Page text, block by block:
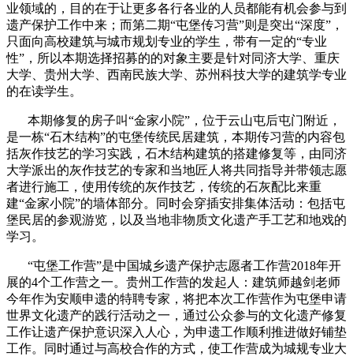
业领域的，目的在于让更多各行各业的人员都能有机会参与到
遗产保护工作中来 ； 而第二期“屯堡传习营”则是突出“深度”，
只面向高校建筑与城市规划 专业的学生，带有一定的“专业
性”，所以本期选择招募的的对象主要是针对同济大学、重庆
大学、贵州大学、西南民族大学、苏州科技大学的建筑学专业
的在读学生。
本期修复的房子叫“金家小院”，位于云山屯后屯门附近，
是一栋“石木结构”的屯堡传统民居建筑，本期传习营的内容包
括灰作技艺的学习实践，石木结构建筑的搭建修复等， 由同济
大学派出的灰作技艺的专家和当地匠人将共同指导并带领志愿
者进行施工， 使用传统的灰作技艺，传统的石灰配比来重
建“金家小院”的墙体部分。同时会穿插安排集体活动：包括屯
堡民居的参观游览，以及当地非物质文化遗产手工艺和地戏的
学习。
“屯堡工作营”是中国城乡遗产保护志愿者工作营2018年开
展的4个工作营之一。 贵州 工作营的发起人：建筑师越剑老师
今年作为安顺申遗的特聘专家，将把本次工作营作为屯堡申请
世界文化遗产的践行活动之一，通过公众参与的文化遗产修复
工作让遗产保护意识深入人心，为申遗工作顺利推进做好铺垫
工作。同时通过与高校合作的方式，使工作营成为城规专业大